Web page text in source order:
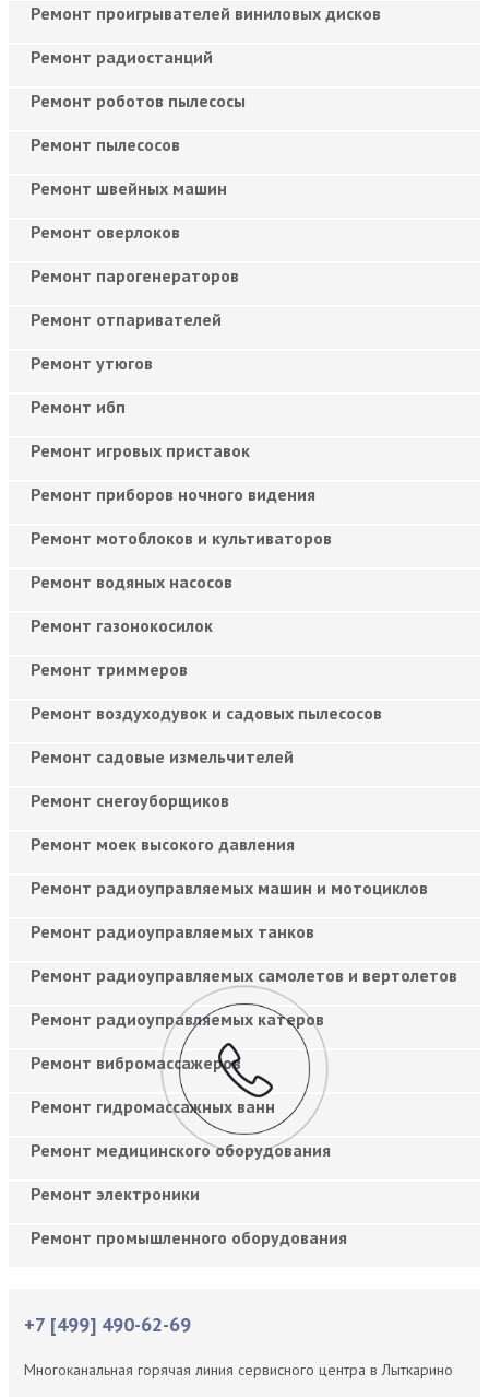
Ремонт проигрывателей виниловых дисков
Ремонт радиостанций
Ремонт роботов пылесосы
Ремонт пылесосов
Ремонт швейных машин
Ремонт оверлоков
Ремонт парогенераторов
Ремонт отпаривателей
Ремонт утюгов
Ремонт ибп
Ремонт игровых приставок
Ремонт приборов ночного видения
Ремонт мотоблоков и культиваторов
Ремонт водяных насосов
Ремонт газонокосилок
Ремонт триммеров
Ремонт воздуходувок и садовых пылесосов
Ремонт садовые измельчителей
Ремонт снегоуборщиков
Ремонт моек высокого давления
Ремонт радиоуправляемых машин и мотоциклов
Ремонт радиоуправляемых танков
Ремонт радиоуправляемых самолетов и вертолетов
Ремонт радиоуправляемых катеров
Ремонт вибромассажеров
Ремонт гидромассажных ванн
Ремонт медицинского оборудования
Ремонт электроники
Ремонт промышленного оборудования
+7 [499] 490-62-69
Многоканальная горячая линия сервисного центра в Лыткарино